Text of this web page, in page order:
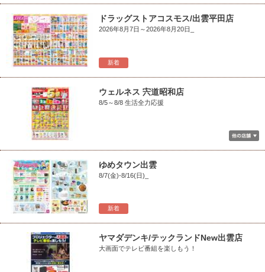
新着
ドラッグストアコスモス/出雲平田店
2026年8月7日～2026年8月20日_
ウェルネス 宍道昭和店
8/5～8/8 生活全力応援
新着
ゆめタウン出雲
8/7(金)-8/16(日)_
ヤマダデンキ/テックランドNew出雲店
大画面でテレビ番組を楽しもう！